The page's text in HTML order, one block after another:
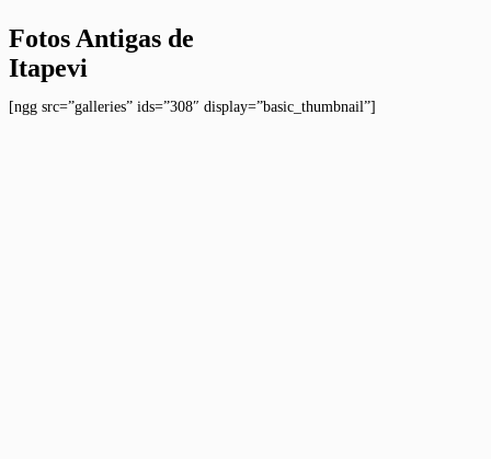
Fotos Antigas de
Itapevi
[ngg src=”galleries” ids=”308″ display=”basic_thumbnail”]